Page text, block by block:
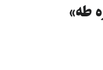
طه»